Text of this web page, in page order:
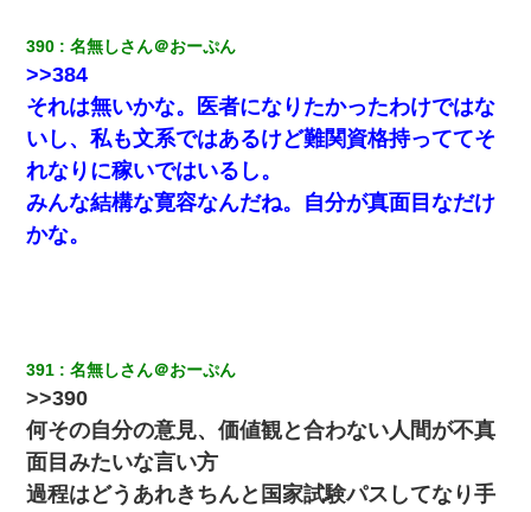
390 名無しさん＠おーぷん
>>384
それは無いかな。医者になりたかったわけではな
いし、私も文系ではあるけど難関資格持っててそ
れなりに稼いではいるし。
みんな結構な寛容なんだね。自分が真面目なだけ
かな。
391 名無しさん＠おーぷん
>>390
何その自分の意見、価値観と合わない人間が不真
面目みたいな言い方
過程はどうあれきちんと国家試験パスしてなり手